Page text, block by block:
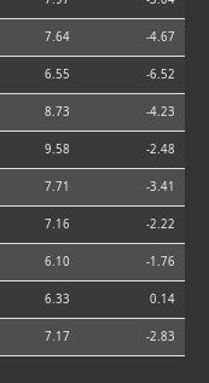
7.64 -4.67
6.55 -6.52
8.73 -4.23
9.58 -2.48
7.71 -3.41
7.16 -2.22
6.10 -1.76
6.33 0.14
7.17 -2.83